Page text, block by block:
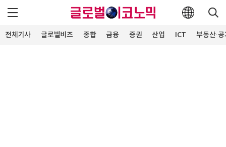
전체기사 글로벌비즈 종합 금융 증권 산업 ICT 부동산·